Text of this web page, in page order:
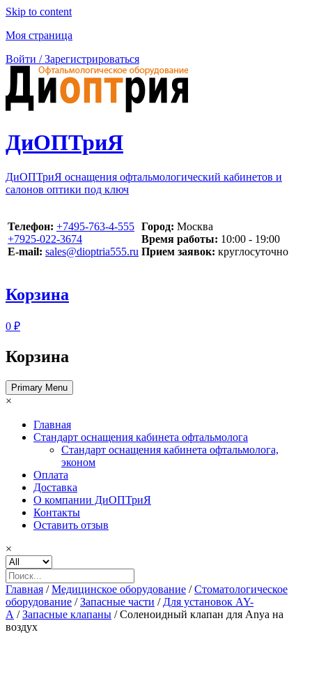
Skip to content
Моя страница
Войти / Зарегистрироваться
ДиОПТриЯ
ДиОПТриЯ оснащения офтальмологический кабинетов и
салонов оптики под ключ
Телефон: ‪+7495-763-4-555‬
‪+7925-022-3674‬
E-mail: sales@dioptria555.ru
Город: Москва
Время работы: 10:00 - 19:00
Прием заявок: круглосуточно
Корзина
0 ₽
Корзина
Primary Menu
×
Главная
Стандарт оснащения кабинета офтальмолога
Стандарт оснащения кабинета офтальмолога,
эконом
Оплата
Доставка
О компании ДиОПТриЯ
Контакты
Оставить отзыв
×
Главная /Медицинское оборудование /Стоматологическое
оборудование /Запасные части / Для установок AY-
A /Запасные клапаны / Соленоидный клапан для Anya на
воздух